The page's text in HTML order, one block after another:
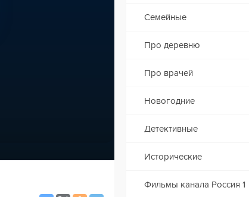
Семейные
Про деревню
Про врачей
Новогодние
Детективные
Исторические
Фильмы канала Россия 1